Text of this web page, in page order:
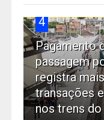
4
Pagamento
passagem
registra
transações
nos trens do